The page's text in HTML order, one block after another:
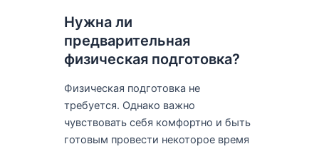
Нужна ли
предварительная
физическая подготовка?
Физическая подготовка не
требуется. Однако важно
чувствовать себя комфортно и быть
готовым провести некоторое время